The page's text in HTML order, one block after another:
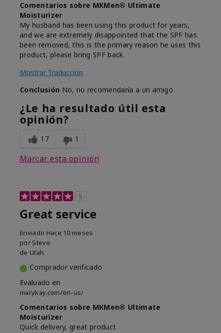
Comentarios sobre MKMen® Ultimate
Moisturizer
My husband has been using this product for years,
and we are extremely disappointed that the SPF has
been removed, this is the primary reason he uses this
product, please bring SPF back.
Mostrar Traducción
Conclusión No, no recomendaría a un amigo
¿Le ha resultado útil esta
opinión?
17 1
Marcar esta opinión
5
Great service
Enviado Hace 10 meses
por Steve
de Utah
Comprador verificado
Evaluado en
marykay.com/en-us/
Comentarios sobre MKMen® Ultimate
Moisturizer
Quick delivery, great product